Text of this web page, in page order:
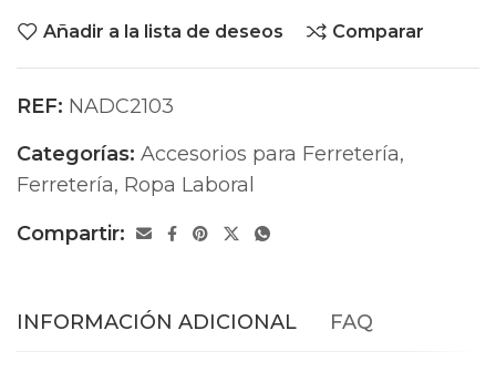
Añadir a la lista de deseos Comparar
REF: NADC2103
Categorías: Accesorios para Ferretería,
Ferretería, Ropa Laboral
Compartir:
INFORMACIÓN ADICIONAL FAQ